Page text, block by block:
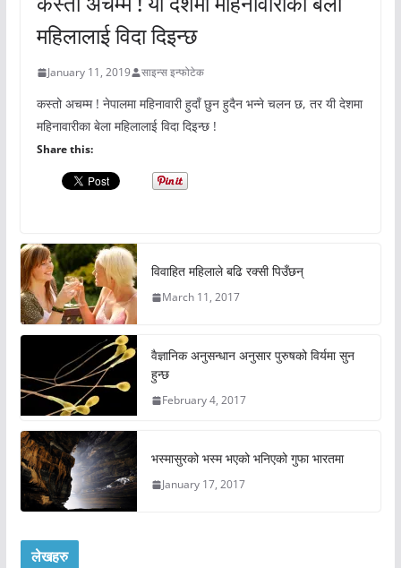
महिलालाई विदा दिइन्छ
January 11, 2019 साइन्स इन्फोटेक
कस्तो अचम्म ! नेपालमा महिनावारी हुदाँ छुन हुदैन भन्ने चलन छ, तर यी देशमा
महिनावारीका बेला महिलालाई विदा दिइन्छ !
Share this:
विवाहित महिलाले बढि रक्सी पिउँछन्
March 11, 2017
वैज्ञानिक अनुसन्धान अनुसार पुरुषको विर्यमा सुन
हुन्छ
February 4, 2017
भस्मासुरको भस्म भएको भनिएको गुफा भारतमा
January 17, 2017
लेखहरु